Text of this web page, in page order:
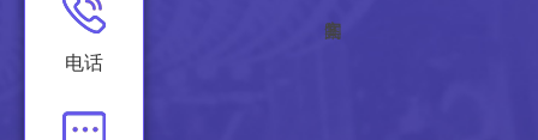
案
闻
售
电话